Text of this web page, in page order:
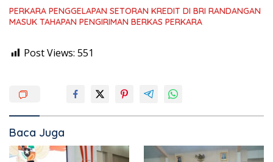
PERKARA PENGGELAPAN SETORAN KREDIT DI BRI RANDANGAN
MASUK TAHAPAN PENGIRIMAN BERKAS PERKARA
Post Views: 551
Baca Juga